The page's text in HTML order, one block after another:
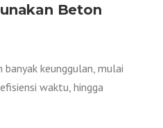
Beton
keunggulan, mulai
waktu, hingga